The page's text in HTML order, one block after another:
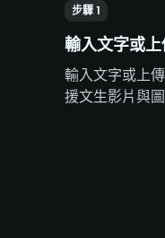
步驟 1
輸入文字或上
輸入文字或上
援文生影片與